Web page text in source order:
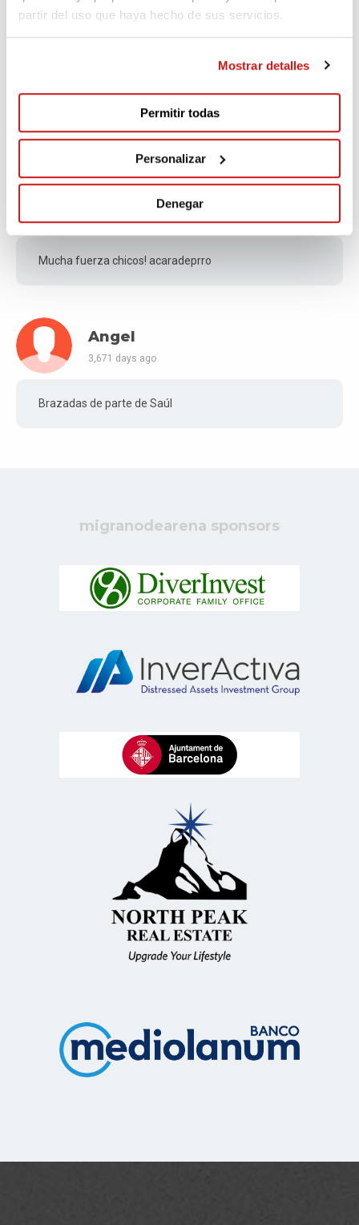
partir del uso que haya hecho de sus servicios.
Mostrar detalles
Permitir todas
Personalizar
Denegar
Mucha fuerza chicos! acaradeprro
Angel
3,671 days ago
Brazadas de parte de Saúl
migranodearena sponsors